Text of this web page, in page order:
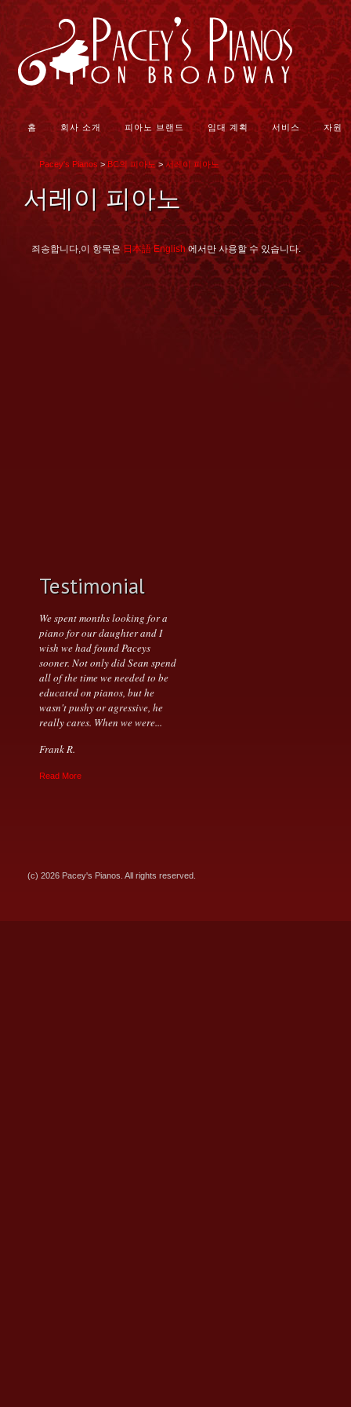
홈 회사 소개 피아노 브랜드 임대 계획 서비스 자원
Pacey's Pianos>BC의 피아노>서레이 피아노
서레이 피아노
죄송합니다,이 항목은日本語 English에서만 사용할 수 있습니다.
Testimonial
We spent months looking for a
piano for our daughter and I
wish we had found Paceys
sooner. Not only did Sean spend
all of the time we needed to be
educated on pianos, but he
wasn't pushy or agressive, he
really cares. When we were...
Frank R.
Read More
(c) 2026 Pacey's Pianos. All rights reserved.